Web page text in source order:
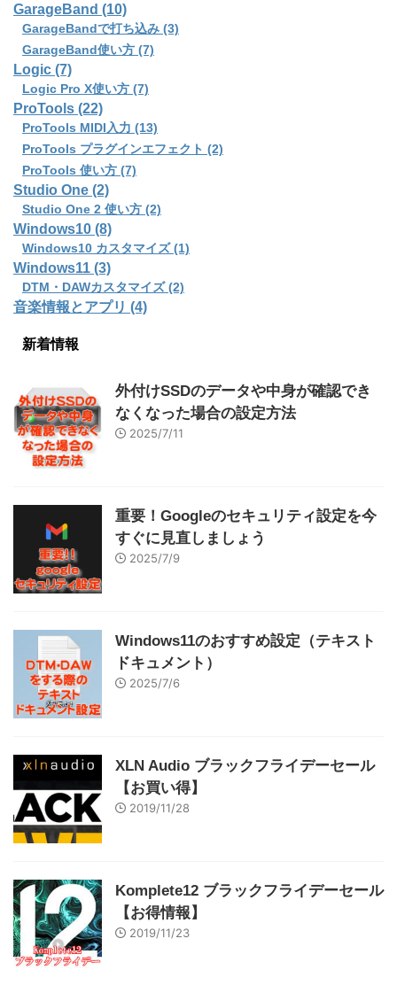
GarageBand (10)
GarageBandで打ち込み (3)
GarageBand使い方 (7)
Logic (7)
Logic Pro X使い方 (7)
ProTools (22)
ProTools MIDI入力 (13)
ProTools プラグインエフェクト (2)
ProTools 使い方 (7)
Studio One (2)
Studio One 2 使い方 (2)
Windows10 (8)
Windows10 カスタマイズ (1)
Windows11 (3)
DTM・DAWカスタマイズ (2)
音楽情報とアプリ (4)
新着情報
外付けSSDのデータや中身が確認でき
なくなった場合の設定方法
2025/7/11
重要！Googleのセキュリティ設定を今
すぐに見直しましょう
2025/7/9
Windows11のおすすめ設定（テキスト
ドキュメント）
2025/7/6
XLN Audio ブラックフライデーセール
【お買い得】
2019/11/28
Komplete12 ブラックフライデーセール
【お得情報】
2019/11/23